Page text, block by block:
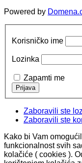
Powered by
Korisničko ime
Lozinka
Zapamti me
Zaboravili ste
Zaboravili ste
Kako bi Vam
funkcionalnost svih
kolačiće ( cookies ).